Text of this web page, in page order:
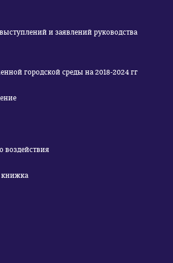
и заявлений руководства
современной городской среды на 2018-2024 гг
воздействия
книжка